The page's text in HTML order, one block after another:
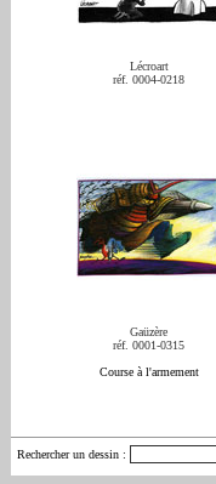
Lécroart
réf. 0004-0218
Gaüzère
réf. 0001-0315
Course à l'armement
Rechercher un dessin :